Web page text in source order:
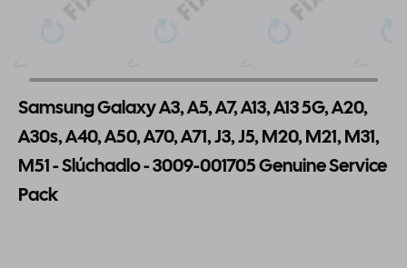
Samsung Galaxy A3, A5, A7, A13, A13 5G, A20,
A30s, A40, A50, A70, A71, J3, J5, M20, M21, M31,
M51 - Slúchadlo - 3009-001705 Genuine Service
Pack